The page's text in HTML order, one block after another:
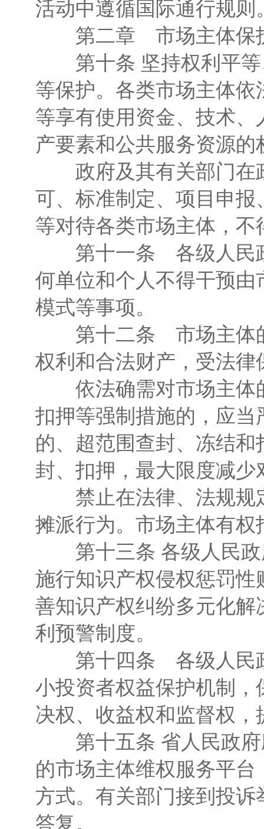
活动中遵循国际通行规则
第二章 市场主体保
第十条 坚持权利平等
等保护。各类市场主体
等享有使用资金、技术
产要素和公共服务资源的
政府及其有关部门在
可、标准制定、项目申
等对待各类市场主体，
第十一条 各级人民政
何单位和个人不得干预
模式等事项。
第十二条 市场主体的
权利和合法财产，受法律
依法确需对市场主体
扣押等强制措施的，应
的、超范围查封、冻结
封、扣押，最大限度减
禁止在法律、法规规
摊派行为。市场主体有
第十三条 各级人民政
施行知识产权侵权惩罚
善知识产权纠纷多元化
利预警制度。
第十四条 各级人民政
小投资者权益保护机制
决权、收益权和监督权
第十五条 省人民政府
的市场主体维权服务平
方式。有关部门接到投
答复。